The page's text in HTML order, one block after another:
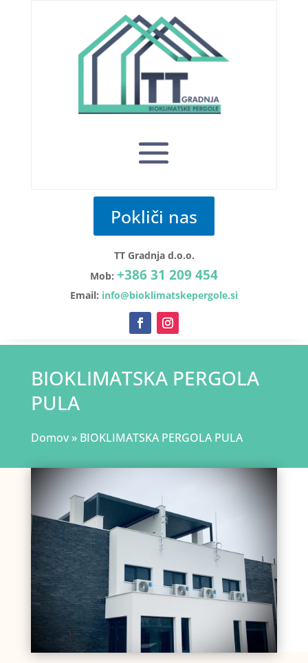
Pokliči nas
TT Gradnja d.o.o.
Mob: +386 31 209 454
Email: info@bioklimatskepergole.si
BIOKLIMATSKA PERGOLA
PULA
Domov» BIOKLIMATSKA PERGOLA PULA